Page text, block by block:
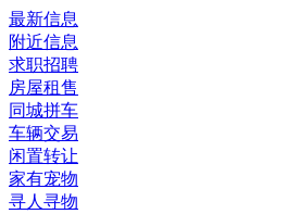
最新信息
附近信息
求职招聘
房屋租售
同城拼车
车辆交易
闲置转让
家有宠物
寻人寻物